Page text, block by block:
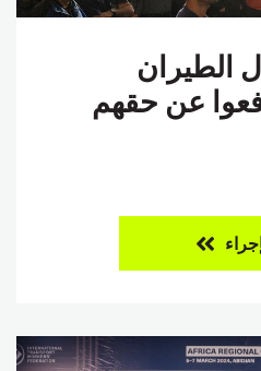
الطيران
عن حقهم